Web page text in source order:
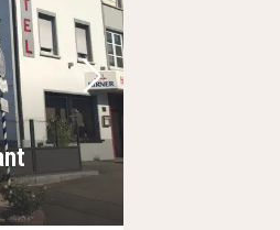
Volgende foto